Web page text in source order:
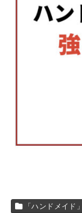
「ハンドメイド